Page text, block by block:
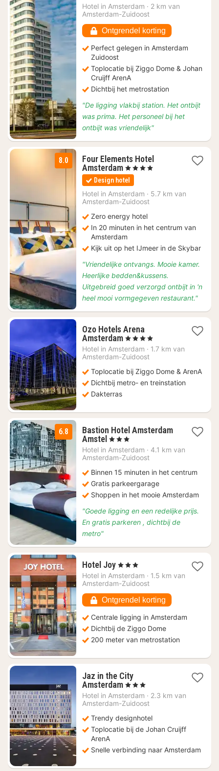
vanaf
Hotel in Amsterdam · 2 km van
Amsterdam-Zuidoost
Ontgrendel korting
Perfect gelegen in Amsterdam
Zuidoost
Toplocatie bij Ziggo Dome & Johan
Cruijff ArenA
Dichtbij het metrostation
"De ligging vlakbij station. Het ontbijt
was prima. Het personeel bij het
ontbijt was vriendelijk"
8.0
Four Elements Hotel
Amsterdam1
nacht
vanaf
€
96,19
, 4 Sterren
Design hotel
Hotel in Amsterdam · 5.7 km van
Amsterdam-Zuidoost
Zero energy hotel
In 20 minuten in het centrum van
Amsterdam
Kijk uit op het IJmeer in de Skybar
"Vriendelijke ontvangs. Mooie kamer.
Heerlijke bedden&kussens.
Uitgebreid goed verzorgd ontbijt in 'n
heel mooi vormgegeven restaurant."
Ozo Hotels Arena
Amsterdam1
nacht
vanaf
68,36
, 4 Sterren
Hotel in Amsterdam · 1.7 km van
Amsterdam-Zuidoost
Toplocatie bij Ziggo Dome & ArenA
Dichtbij metro- en treinstation
Dakterras
6.8
Bastion Hotel Amsterdam
Amstel 1
nacht
vanaf
69
, 3 Sterren
Hotel in Amsterdam · 4.1 km van
Amsterdam-Zuidoost
Binnen 15 minuten in het centrum
Gratis parkeergarage
Shoppen in het mooie Amsterdam
"Goede ligging en een redelijke prijs.
En gratis parkeren , dichtbij de
metro"
Hotel Joy1
nacht
vanaf
43,85
, 3 Sterren
Hotel in Amsterdam · 1.5 km van
Amsterdam-Zuidoost
Ontgrendel korting
Centrale ligging in Amsterdam
Dichtbij de Ziggo Dome
200 meter van metrostation
Jaz in the City
Amsterdam1
nacht
vanaf
78,66
, 3 Sterren
Hotel in Amsterdam · 2.3 km van
Amsterdam-Zuidoost
Trendy designhotel
Toplocatie bij de Johan Cruijff
ArenA
Snelle verbinding naar Amsterdam